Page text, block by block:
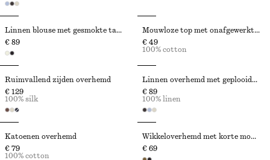
Linnen blouse met gesmokte taille
€ 89
Mouwloze top met onafgewerkte rand
€ 49
100% cotton
Ruimvallend zijden overhemd
€ 129
100% silk
Linnen overhemd met geplooide taille
€ 89
100% linen
Katoenen overhemd
€ 79
100% cotton
Wikkeloverhemd met korte mouwen
€ 69